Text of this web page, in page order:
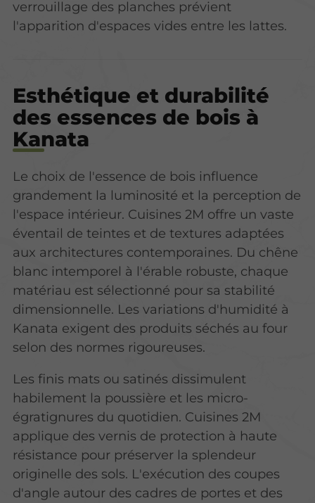
verrouillage des planches prévient
l'apparition d'espaces vides entre les lattes.
Esthétique et durabilité
des essences de bois à
Kanata
Le choix de l'essence de bois influence
grandement la luminosité et la perception de
l'espace intérieur. Cuisines 2M offre un vaste
éventail de teintes et de textures adaptées
aux architectures contemporaines. Du chêne
blanc intemporel à l'érable robuste, chaque
matériau est sélectionné pour sa stabilité
dimensionnelle. Les variations d'humidité à
Kanata exigent des produits séchés au four
selon des normes rigoureuses.
Les finis mats ou satinés dissimulent
habilement la poussière et les micro-
égratignures du quotidien. Cuisines 2M
applique des vernis de protection à haute
résistance pour préserver la splendeur
originelle des sols. L'exécution des coupes
d'angle autour des cadres de portes et des